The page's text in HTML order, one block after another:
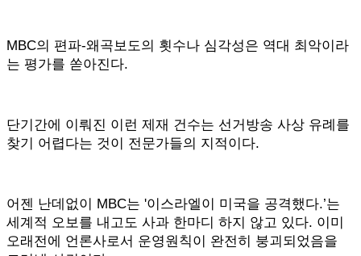
MBC의 편파-왜곡보도의 횟수나 심각성은 역대 최악이라
는 평가를 쏟아진다.
단기간에 이뤄진 이런 제재 건수는 선거방송 사상 유례를
찾기 어렵다는 것이 전문가들의 지적이다.
어젠 난데없이 MBC는 '이스라엘이 미국을 공격했다.’는
세계적 오보를 내고도 사과 한마디 하지 않고 있다. 이미
오래전에 언론사로서 운영원칙이 완전히 붕괴되었음을